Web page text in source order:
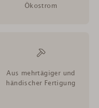
Ökostrom
Aus mehrtägiger und
händischer Fertigung